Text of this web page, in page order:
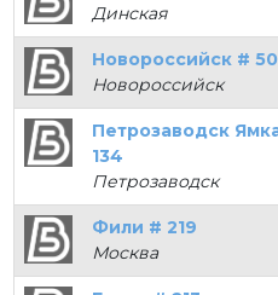
Динская
Новороссийск # 50
Новороссийск
Петрозаводск
134
Петрозаводск
Фили # 219
Москва